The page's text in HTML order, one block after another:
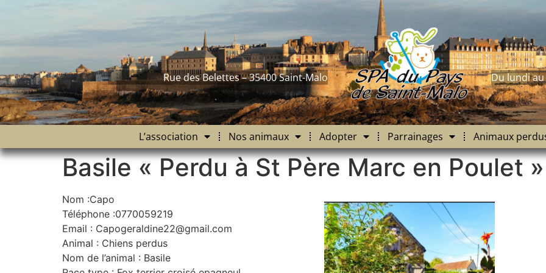
Rue des Belettes – 35400 Saint-Malo Du lundi au
L’association Nos animaux Adopter Parrainages Animaux
Basile « Perdu à St Père Marc en Poulet »
Nom :Capo
Téléphone :0770059219
Email : Capogeraldine22@gmail.com
Animal : Chiens perdus
Nom de l’animal : Basile